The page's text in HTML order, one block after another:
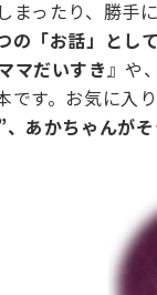
まったり、勝
の「お話」とし
マだいすき』や
す。お気に入
あかちゃんが